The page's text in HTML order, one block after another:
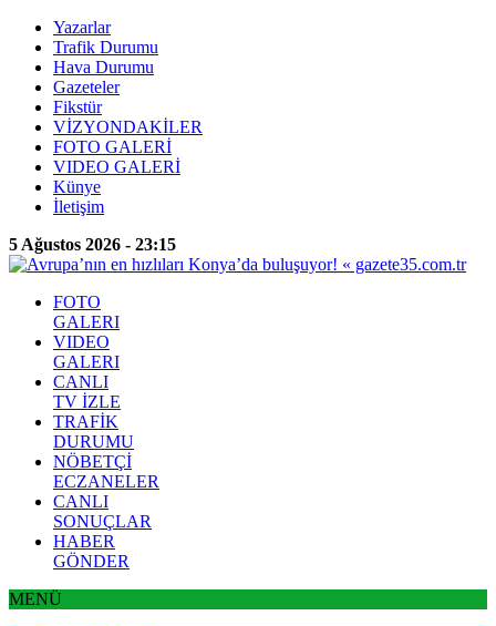
Yazarlar
Trafik Durumu
Hava Durumu
Gazeteler
Fikstür
VİZYONDAKİLER
FOTO GALERİ
VIDEO GALERİ
Künye
İletişim
5 Ağustos 2026 - 23:15
FOTO
GALERI
VIDEO
GALERI
CANLI
TV İZLE
TRAFİK
DURUMU
NÖBETÇİ
ECZANELER
CANLI
SONUÇLAR
HABER
GÖNDER
MENÜ